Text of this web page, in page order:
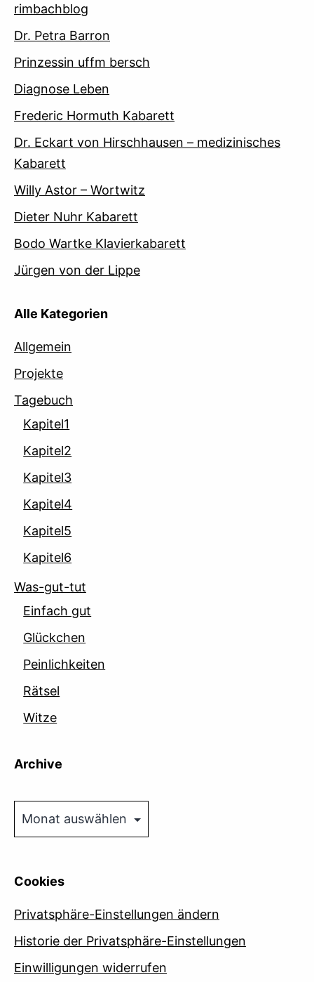
rimbachblog
Dr. Petra Barron
Prinzessin uffm bersch
Diagnose Leben
Frederic Hormuth Kabarett
Dr. Eckart von Hirschhausen – medizinisches
Kabarett
Willy Astor – Wortwitz
Dieter Nuhr Kabarett
Bodo Wartke Klavierkabarett
Jürgen von der Lippe
Alle Kategorien
Allgemein
Projekte
Tagebuch
Kapitel1
Kapitel2
Kapitel3
Kapitel4
Kapitel5
Kapitel6
Was-gut-tut
Einfach gut
Glückchen
Peinlichkeiten
Rätsel
Witze
Archive
Cookies
Privatsphäre-Einstellungen ändern
Historie der Privatsphäre-Einstellungen
Einwilligungen widerrufen